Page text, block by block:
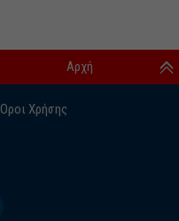
Οροι Χρήσης
Αρχή